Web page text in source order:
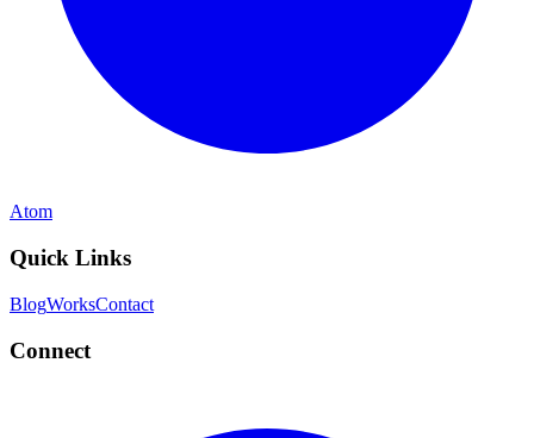
Atom
Quick Links
BlogWorksContact
Connect